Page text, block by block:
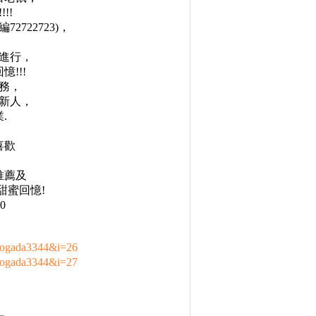
，
行，
憶!!!
，
人，
.
歡
薦及
蜜回憶!